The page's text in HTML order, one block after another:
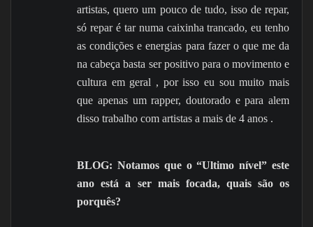
artistas, quero um pouco de tudo, isso de repar,
só repar é tar numa caixinha trancado, eu tenho
as condições e energias para fazer o que me da
na cabeça basta ser positivo para o movimento e
cultura em geral , por isso eu sou muito mais
que apenas um rapper, doutorado e para alem
disso trabalho com artistas a mais de 4 anos .
BLOG: Notamos que o “Ultimo nível” este
ano está a ser mais focada, quais são os
porquês?